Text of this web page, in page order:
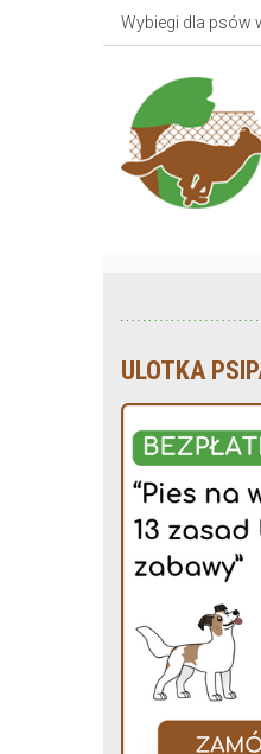
Wybiegi dla psów
ULOTKA